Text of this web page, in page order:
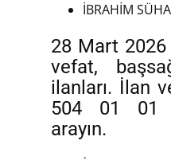
İBRAHİM
28 Mart
vefat,
ilanları. İlan
504 01 01
arayın.